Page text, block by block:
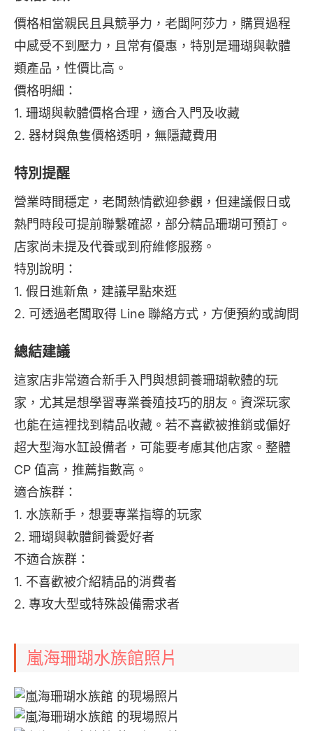
價格相當親民且具競爭力，老闆阿莎力，購買過程
中感受不到壓力，且常有優惠，特別是珊瑚與軟體
類產品，性價比高。
價格明細：
1. 珊瑚與軟體價格合理，適合入門及收藏
2. 器材與魚隻價格透明，無隱藏費用
特別提醒
營業時間穩定，老闆熱情歡迎參觀，但建議假日或
熱門時段可提前聯繫確認，部分精品珊瑚可預訂。
店家尚未提及代養或到府維修服務。
特別說明：
1. 假日進新魚，建議早點來逛
2. 可透過老闆取得 Line 聯絡方式，方便預約或詢問
總結建議
這家店非常適合新手入門與想飼養珊瑚軟體的玩
家，尤其是想學習專業養殖技巧的朋友。資深玩家
也能在這裡找到精品收藏。若不喜歡被推銷或偏好
超大型海水缸設備者，可能要考慮其他店家。整體
CP 值高，推薦指數高。
適合族群：
1. 水族新手，想要專業指導的玩家
2. 珊瑚與軟體飼養愛好者
不適合族群：
1. 不喜歡被介紹精品的消費者
2. 專攻大型或特殊設備需求者
嵐海珊瑚水族館照片